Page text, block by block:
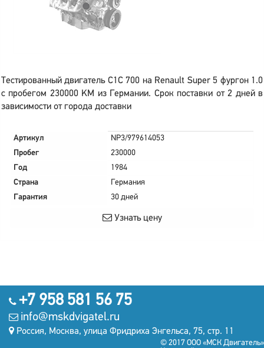
Тестированный двигатель C1C 700 на Renault Super 5 фургон 1.0
с пробегом 230000 KM из Германии. Срок поставки от 2 дней в
зависимости от города доставки
Артикул
NP3/979614053
Пробег
230000
Год
1984
Страна
Германия
Гарантия
30 дней
Узнать цену
+7 958 581 56 75
info@mskdvigatel.ru
Россия, Москва, улица Фридриха Энгельса, 75, стр. 11
© 2017 ООО «МСК Двигатель»